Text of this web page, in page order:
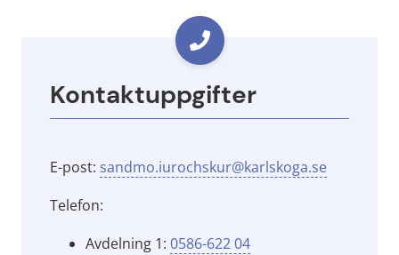
Kontaktuppgifter
E-post: sandmo.iurochskur@karlskoga.se
Telefon:
Avdelning 1: 0586-622 04